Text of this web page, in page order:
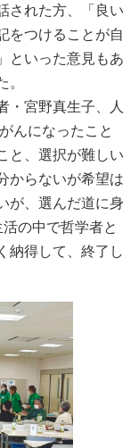
された方、「良い
をつけることが自
といった意見もあ
・宮野真生子、人
んになったこと
と、選択が難しい
からないが希望は
が、選んだ道に身
の中で哲学者と
納得して、終了し